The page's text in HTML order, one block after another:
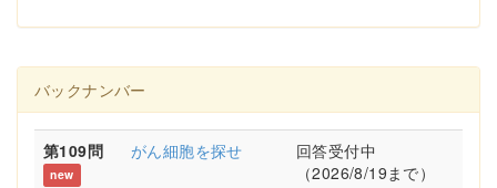
バックナンバー
第109問
new
がん細胞を探せ
回答受付中
（2026/8/19まで）